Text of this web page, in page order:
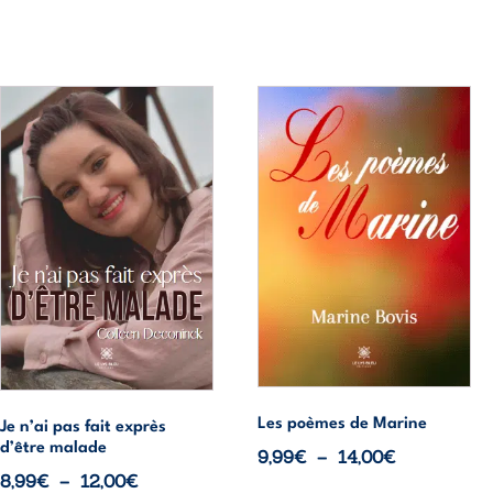
Je n’ai pas fait exprès
d’être malade
8,99€ – 12,00€Plage
produit
a
plusieurs
variations.
Les
options
peuvent
être
choisies
sur
page
du
produit
Les poèmes de Marine
9,99€ – 14,00€Plage
produit
a
plusieurs
variations.
être
choisies
sur
page
du